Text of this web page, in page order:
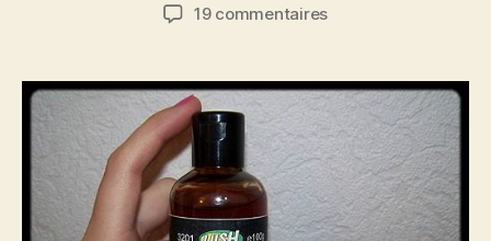
19 commentairessur
pour
bain
chaud
–
Le
Grog,
Lush